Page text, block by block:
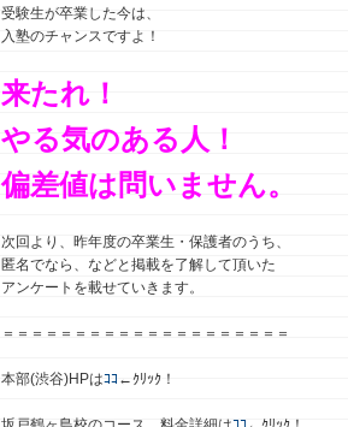
受験生が卒業した今は、
入塾のチャンスですよ！
来たれ！
やる気のある人！
偏差値は問いません。
次回より、昨年度の卒業生・保護者のうち、
匿名でなら、などと掲載を了解して頂いた
アンケートを載せていきます。
＝＝＝＝＝＝＝＝＝＝＝＝＝＝＝＝＝＝＝＝
本部(渋谷)HPはｺｺ ←ｸﾘｯｸ！